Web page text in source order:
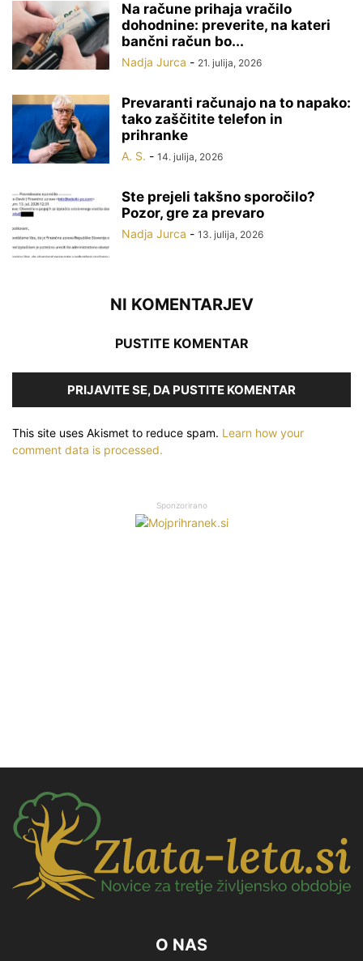
Na račune prihaja vračilo
dohodnine: preverite, na kateri
bančni račun bo...
Nadja Jurca - 21. julija, 2026
Prevaranti računajo na to napako:
tako zaščitite telefon in
prihranke
A. S. - 14. julija, 2026
Ste prejeli takšno sporočilo?
Pozor, gre za prevaro
Nadja Jurca - 13. julija, 2026
NI KOMENTARJEV
PUSTITE KOMENTAR
PRIJAVITE SE, DA PUSTITE KOMENTAR
This site uses Akismet to reduce spam. Learn how your
comment data is processed.
Sponzorirano
O NAS